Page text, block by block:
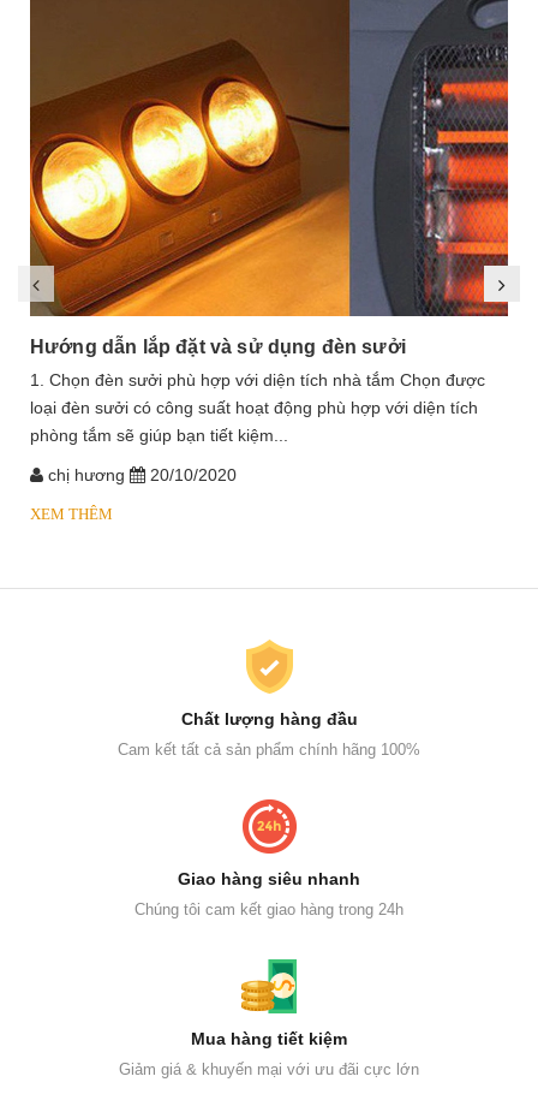
Hướng dẫn lắp đặt và sử dụng đèn sưởi
1. Chọn đèn sưởi phù hợp với diện tích nhà tắm Chọn được
loại đèn sưởi có công suất hoạt động phù hợp với diện tích
phòng tắm sẽ giúp bạn tiết kiệm...
chị hương 20/10/2020
XEM THÊM
Chất lượng hàng đầu
Cam kết tất cả sản phẩm chính hãng 100%
Giao hàng siêu nhanh
Chúng tôi cam kết giao hàng trong 24h
Mua hàng tiết kiệm
Giảm giá & khuyến mại với ưu đãi cực lớn